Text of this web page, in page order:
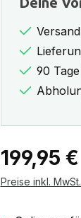
90
Regulärer Preis:
199,95 €
Preise inkl.